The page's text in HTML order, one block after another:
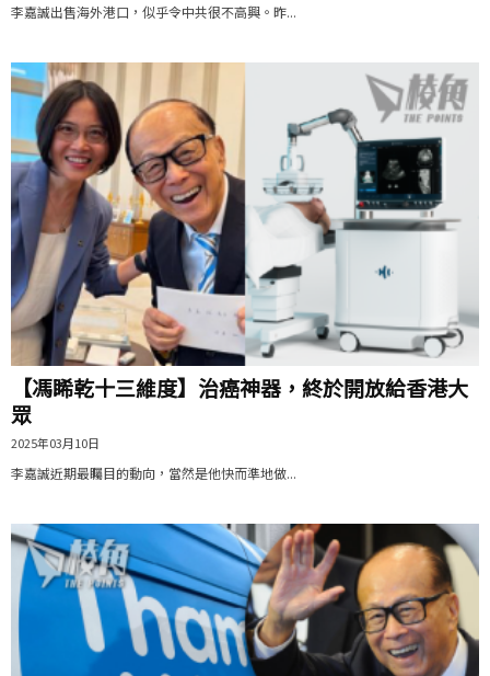
李嘉誠出售海外港口，似乎令中共很不高興。昨...
【馮睎乾十三維度】治癌神器，終於開放給香港大
眾
2025年03月10日
李嘉誠近期最矚目的動向，當然是他快而準地做...